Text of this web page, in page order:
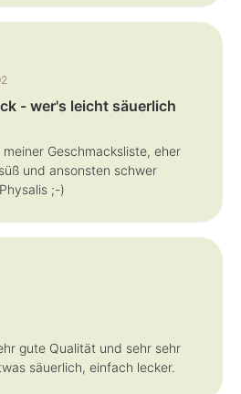
Sternen
- wer's leicht säuerlich
Geschmacksliste, eher
und ansonsten schwer
;-)
Sternen
gute Qualität und sehr sehr
säuerlich, einfach lecker.